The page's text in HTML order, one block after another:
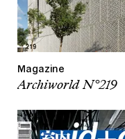
Magazine
Archiworld N°219